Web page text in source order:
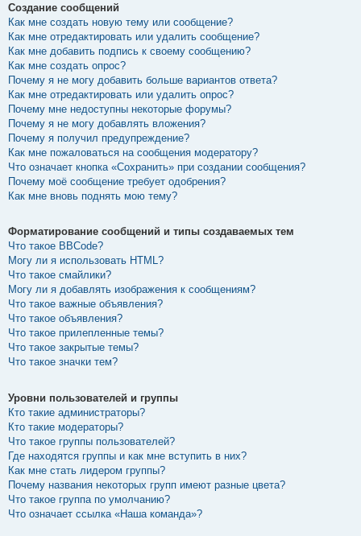
Создание сообщений
Как мне создать новую тему или сообщение?
Как мне отредактировать или удалить сообщение?
Как мне добавить подпись к своему сообщению?
Как мне создать опрос?
Почему я не могу добавить больше вариантов ответа?
Как мне отредактировать или удалить опрос?
Почему мне недоступны некоторые форумы?
Почему я не могу добавлять вложения?
Почему я получил предупреждение?
Как мне пожаловаться на сообщения модератору?
Что означает кнопка «Сохранить» при создании сообщения?
Почему моё сообщение требует одобрения?
Как мне вновь поднять мою тему?
Форматирование сообщений и типы создаваемых тем
Что такое BBCode?
Могу ли я использовать HTML?
Что такое смайлики?
Могу ли я добавлять изображения к сообщениям?
Что такое важные объявления?
Что такое объявления?
Что такое прилепленные темы?
Что такое закрытые темы?
Что такое значки тем?
Уровни пользователей и группы
Кто такие администраторы?
Кто такие модераторы?
Что такое группы пользователей?
Где находятся группы и как мне вступить в них?
Как мне стать лидером группы?
Почему названия некоторых групп имеют разные цвета?
Что такое группа по умолчанию?
Что означает ссылка «Наша команда»?